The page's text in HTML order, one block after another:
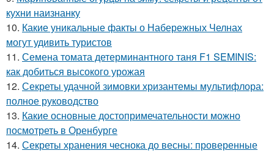
кухни наизнанку
10. Какие уникальные факты о Набережных Челнах
могут удивить туристов
11. Семена томата детерминантного таня F1 SEMINIS:
как добиться высокого урожая
12. Секреты удачной зимовки хризантемы мультифлора:
полное руководство
13. Какие основные достопримечательности можно
посмотреть в Оренбурге
14. Секреты хранения чеснока до весны: проверенные